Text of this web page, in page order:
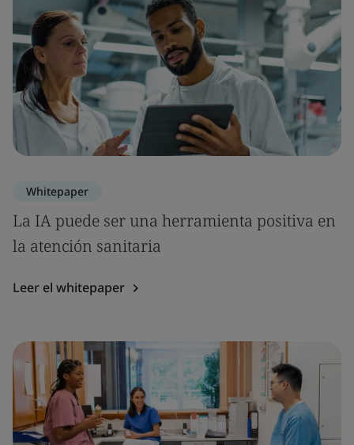
Whitepaper
La IA puede ser una herramienta positiva en
la atención sanitaria
Leer el whitepaper